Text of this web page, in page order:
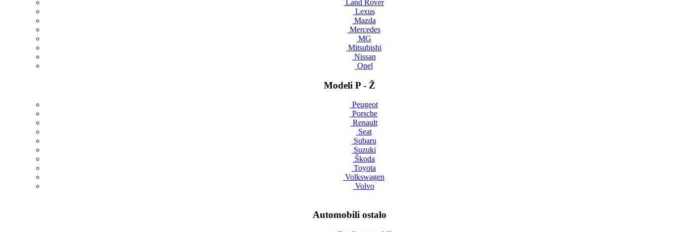
Land Rover
Lexus
Mazda
Mercedes
MG
Mitsubishi
Nissan
Opel
Modeli P - Ž
Peugeot
Porsche
Renault
Seat
Subaru
Suzuki
Škoda
Toyota
Volkswagen
Volvo
Automobili ostalo